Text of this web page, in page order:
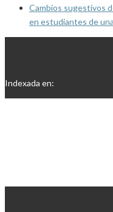
Cambios sugestivos
en estudiantes de
Indexada en: